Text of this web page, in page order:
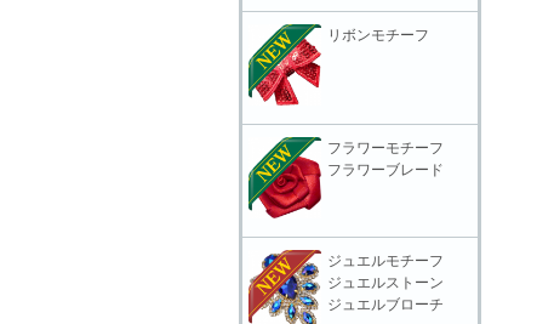
リボンモチーフ
フラワーモチーフ
フラワーブレード
ジュエルモチーフ
ジュエルストーン
ジュエルブローチ